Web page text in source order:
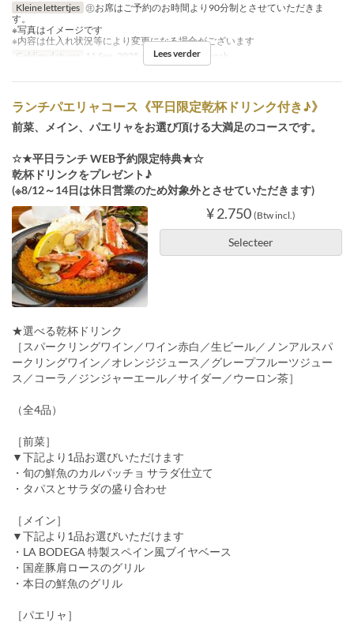
Kleine lettertjes ㊟お席はご予約のお時間より90分制とさせていただきま
す。
※写真はイメージです
※内容は仕入れ状況等により変更になる場合がございます
Geldige datums
11 Sep, 2025 ~ Maaltijden Lunch
Lees verder
ランチパエリャコース《平日限定乾杯ドリンク付き♪》
前菜、メイン、パエリャをお選び頂ける大満足のコースです。
☆★平日ランチ WEB予約限定特典★☆
乾杯ドリンクをプレゼント♪
(※8/12～14日は休日営業のため対象外とさせていただきます)
¥ 2.750 (Btw incl.)
Selecteer
★選べる乾杯ドリンク
［スパークリングワイン／ワイン赤白／生ビール／ノンアルスパ
ークリングワイン／オレンジジュース／グレープフルーツジュー
ス／コーラ／ジンジャーエール／サイダー／ウーロン茶］
（全4品）
［前菜］
▼下記より1品お選びいただけます
・旬の鮮魚のカルパッチョ サラダ仕立て
・タパスとサラダの盛り合わせ
［メイン］
▼下記より1品お選びいただけます
・LA BODEGA 特製スペイン風ブイヤベース
・国産豚肩ロースのグリル
・本日の鮮魚のグリル
［パエリャ］